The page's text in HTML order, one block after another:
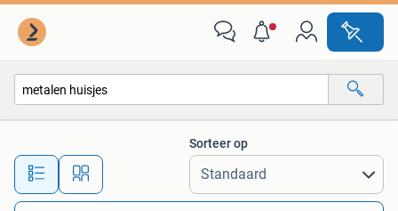
Alle afstanden…
Sorteer op